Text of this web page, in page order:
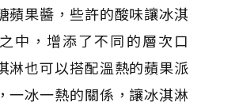
蘋果醬，些許的酸味讓冰淇
中，增添了不同的層次口
淋也可以搭配溫熱的蘋果派
一冰一熱的關係，讓冰淇淋